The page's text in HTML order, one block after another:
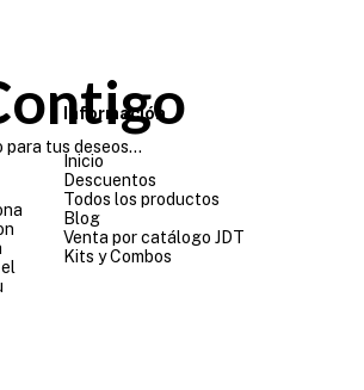
para tus deseos...
Información
Inicio
Descuentos
Todos los productos
Blog
Venta por catálogo JDT
Kits y Combos